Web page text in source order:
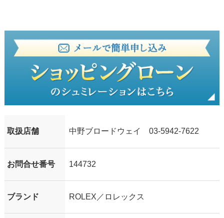
取扱店舗 中野ブロードウェイ 03-5942-7622
お問合せ番号 144732
ブランド ROLEX／ロレックス